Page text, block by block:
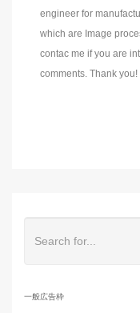
engineer for
which are Image
contac me if you are
comments. Thank you!
一般広告枠